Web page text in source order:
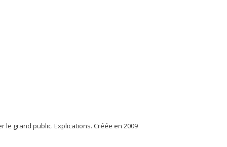
le grand public. Explications. Créée en 2009